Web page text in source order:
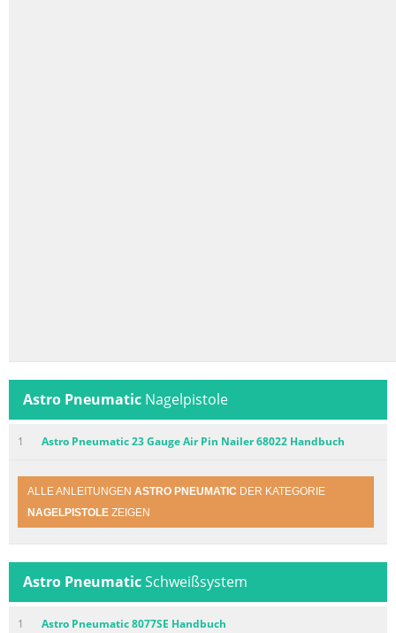
Astro Pneumatic Nagelpistole
1 Astro Pneumatic 23 Gauge Air Pin Nailer 68022 Handbuch
ALLE ANLEITUNGEN ASTRO PNEUMATIC DER KATEGORIE
NAGELPISTOLE ZEIGEN
Astro PneumaticSchweißsystem
1 Astro Pneumatic 8077SE Handbuch